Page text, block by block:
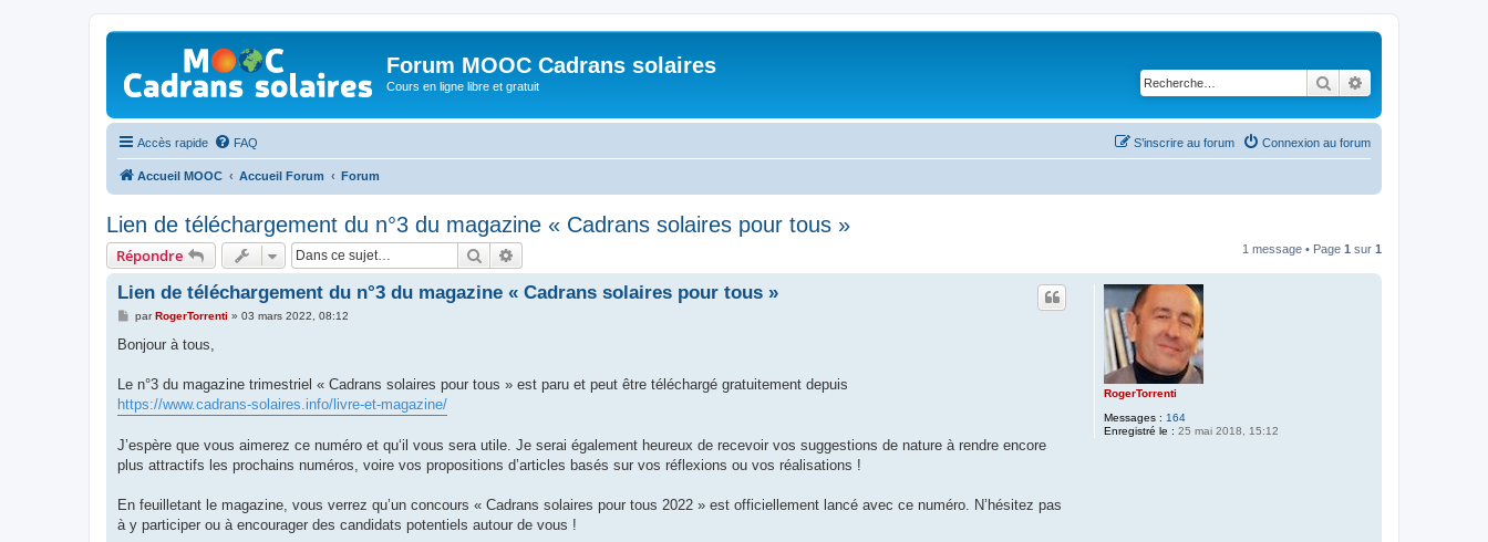
Forum MOOC Cadrans solaires
Cours en ligne libre et gratuit Rechercher
Accès rapide FAQ Connexion au forum
S’inscrire au forum
Accueil MOOC Accueil Forum Forum
Lien de téléchargement du n°3 du magazine « Cadrans solaires pour tous »
Répondre Rechercher 1 message • Page 1 sur 1
RogerTorrenti
Messages : 164
Enregistré le : 25 mai 2018, 15:12
Lien de téléchargement du n°3 du magazine « Cadrans solaires pour tous »
M
s
g
parRogerTorrenti » 03 mars 2022, 08:12
Bonjour à tous,
Le n°3 du magazine trimestriel « Cadrans solaires pour tous » est paru et peut être téléchargé gratuitement depuis
https://www.cadrans-solaires.info/livre-et-magazine/
J’espère que vous aimerez ce numéro et qu‘il vous sera utile. Je serai également heureux de recevoir vos suggestions de nature à rendre encore
plus attractifs les prochains numéros, voire vos propositions d’articles basés sur vos réflexions ou vos réalisations !
En feuilletant le magazine, vous verrez qu’un concours « Cadrans solaires pour tous 2022 » est officiellement lancé avec ce numéro. N’hésitez pas
à y participer ou à encourager des candidats potentiels autour de vous !